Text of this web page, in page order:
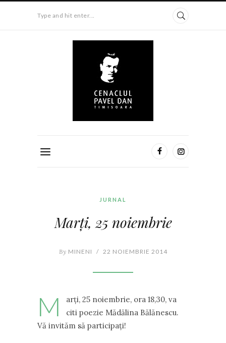
Type and hit enter...
JURNAL
Marţi, 25 noiembrie
By MINENI / 22 NOIEMBRIE 2014
M
arţi, 25 noiembrie, ora 18,30, va
citi poezie Mădălina Bălănescu.
Vă invităm să participaţi!